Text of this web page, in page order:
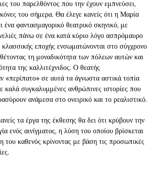
του παρελθόντος που την έχουν εμπνεύσει,
του σήμερα. Θα έλεγε κανείς ότι η Μαρία
ένα φαντασμαγορικό θεατρικό σκηνικό, με
πάνω σε ένα κατά κύριο λόγο ασπρόμαυρο
κλασσικής εποχής ενσωματώνονται στο σύγχρονο
τη μοναδικότητα των πόλεων αυτών και
της καλλιτέχνιδος. Ο θεατής
«περίπατο» σε αυτά τα άγνωστα αστικά τοπία
καλά συγκαλυμμένες ανθρώπινες ιστορίες που
ανάμεσα στο ονειρικό και το ρεαλιστικό.
τα έργα της έκθεσης θα δει ότι κρύβουν την
ενός αινίγματος, η λύση του οποίου βρίσκεται
του καθενός κρίνοντας με βάση τις προσωπικές